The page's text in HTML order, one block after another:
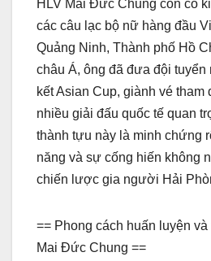
HLV Mai Đức Chung còn có
các câu lạc bộ nữ hàng đầu
Quảng Ninh, Thành phố Hồ
châu Á, ông đã đưa đội
kết Asian Cup, giành vé tham
nhiều giải đấu quốc tế quan
thành tựu này là minh chứng
năng và sự cống hiến không
chiến lược gia người Hải
== Phong cách huấn luyện
Mai Đức Chung ==